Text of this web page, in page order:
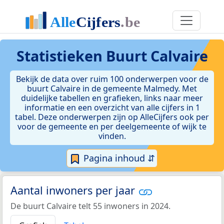
Statistieken Buurt Calvaire
Bekijk de data over ruim 100 onderwerpen voor de
buurt Calvaire in de gemeente Malmedy. Met
duidelijke tabellen en grafieken, links naar meer
informatie en een overzicht van alle cijfers in 1
tabel. Deze onderwerpen zijn op AlleCijfers ook per
voor de gemeente en per deelgemeente of wijk te
vinden.
Pagina inhoud ⇵
Aantal inwoners per jaar
De buurt Calvaire telt 55 inwoners in 2024.